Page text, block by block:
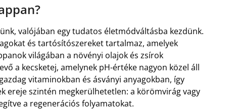
valójában egy tudatos életmódváltásba kezdünk.
és tartósítószereket tartalmaz, amelyek
világában a növényi olajok és zsírok
a kecsketej, amelynek pH-értéke nagyon közel áll
vitaminokban és ásványi anyagokban, így
ereje szintén megkerülhetetlen: a körömvirág vagy
a regenerációs folyamatokat.